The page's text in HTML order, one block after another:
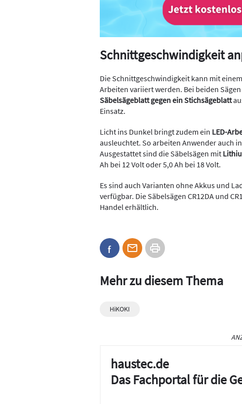
Schnittgeschwindigkeit
Die Schnittgeschwindigkeit kann mit einem
Arbeiten variiert werden. Bei beiden
Säbelsägeblatt gegen ein Stichsägeblatt
Einsatz.
Licht ins Dunkel bringt zudem ein LED-
ausleuchtet. So arbeiten Anwender auch
Ausgestattet sind die Säbelsägen mit
Ah bei 12 Volt oder 5,0 Ah bei 18 Volt.
Es sind auch Varianten ohne Akkus und
verfügbar. Die Säbelsägen CR12DA und
Handel erhältlich.
Mehr zu diesem Thema
HiKOKI
haustec.de
Das Fachportal für die